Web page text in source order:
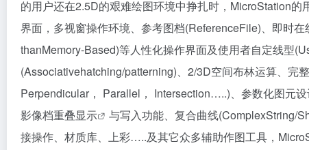
的用户还在2.5D的艰难绘图环境中挣扎时，MicroStation
界面，多视窗操作环境、参考图档(ReferenceFile)、即时
thanMemory-Based)等人性化操作界面及使用者自定线型
(Associativehatching/patterning)、2/3D空间布林运算、完
Perpendicular， Parallel， Intersection…..)、参数化图元
影像档重叠显示
与写入功能、复合曲线(ComplexString/
接操作、材质库、上彩…..及其它众多辅助作图工具，